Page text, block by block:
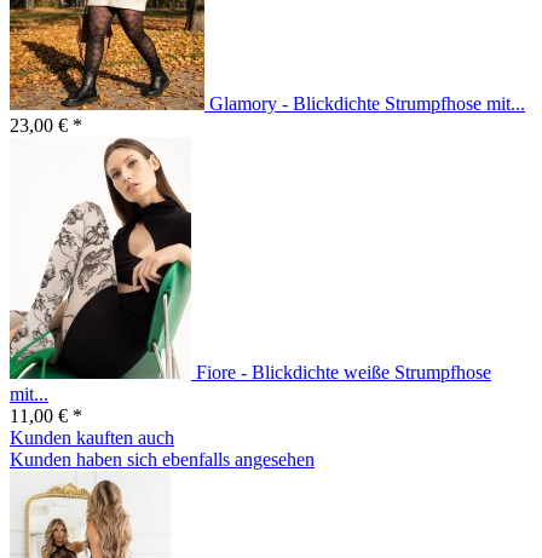
Glamory - Blickdichte Strumpfhose mit...
23,00 € *
Fiore - Blickdichte weiße Strumpfhose
mit...
11,00 € *
Kunden kauften auch
Kunden haben sich ebenfalls angesehen